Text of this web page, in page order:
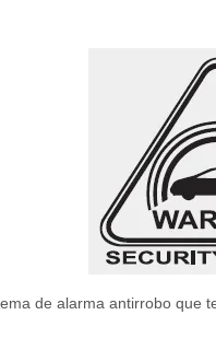
de alarma antirrobo que